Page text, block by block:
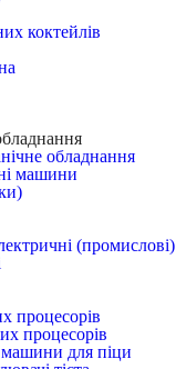
коктейлів
обладнання
машини
(промислові)
процесорів
процесорів
машини для піци